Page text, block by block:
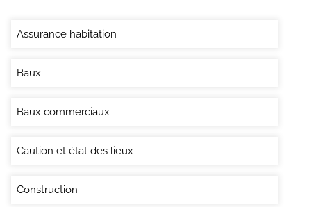
Assurance habitation
Baux
Baux commerciaux
Caution et état des lieux
Construction